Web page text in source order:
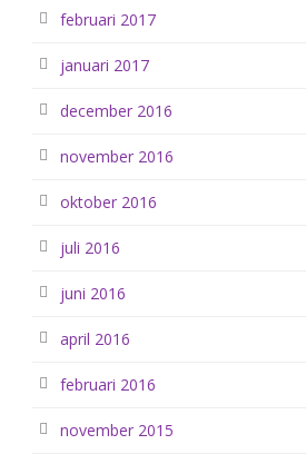
februari 2017
januari 2017
december 2016
november 2016
oktober 2016
juli 2016
juni 2016
april 2016
februari 2016
november 2015